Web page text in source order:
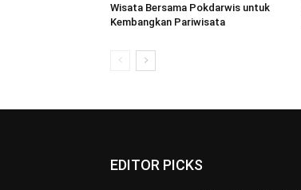
Wisata Bersama Pokdarwis untuk
Kembangkan Pariwisata
EDITOR PICKS